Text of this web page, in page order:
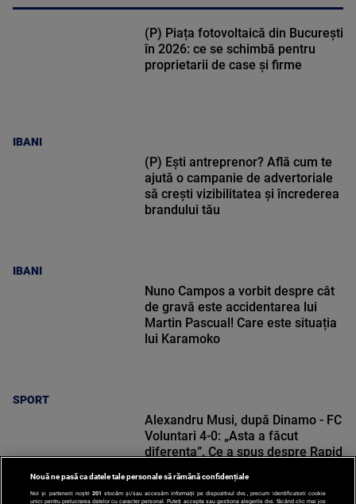
IBANI
(P) Piața fotovoltaică din București
în 2026: ce se schimbă pentru
proprietarii de case și firme
IBANI
(P) Ești antreprenor? Află cum te
ajută o campanie de advertoriale
să crești vizibilitatea și încrederea
brandului tău
SPORT
Nuno Campos a vorbit despre cât
de gravă este accidentarea lui
Martin Pascual! Care este situația
lui Karamoko
Alexandru Musi, după Dinamo - FC
Voluntari 4-0: „Asta a făcut
diferența”. Ce a spus despre Rapid
Nouă ne pasă ca datele tale personale să rămână confidențiale
Noi și partenerii noștri 201 stocăm și/sau accesăm informații pe dispozitivul dvs., precum identificatorii cookie
unici pentru prelucrarea datelor cu caracter personal. Puteți accepta sau gestiona alegerile dvs. făcând clic mai jos